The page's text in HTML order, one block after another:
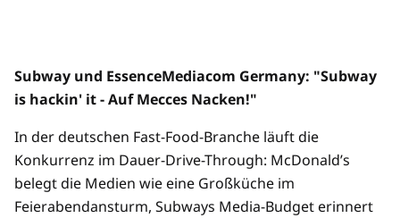
Subway und EssenceMediacom Germany: "Subway
is hackin' it - Auf Mecces Nacken!"
In der deutschen Fast-Food-Branche läuft die
Konkurrenz im Dauer-Drive-Through: McDonald’s
belegt die Medien wie eine Großküche im
Feierabendansturm, Subways Media-Budget erinnert